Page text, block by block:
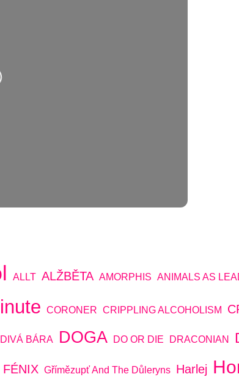
ALLT ALŽBĚTA AMORPHIS ANIMALS AS
CORONER CRIPPLING ALCOHOLISM
DIVÁ BÁRA DOGA DO OR DIE DRACONIAN
FÉNIX Gřímězupť And The Důleryns Harlej